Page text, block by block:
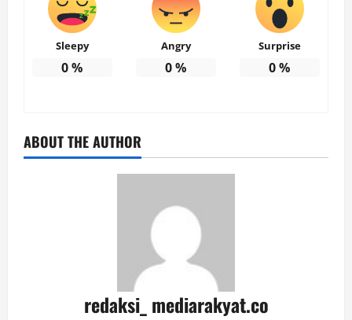
Sleepy
0%
Angry
0%
Surprise
0%
ABOUT THE AUTHOR
redaksi_ mediarakyat.co